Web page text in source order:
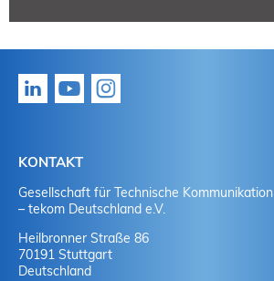
KONTAKT
Gesellschaft für Technische Kommunikation
– tekom Deutschland e.V.
Heilbronner Straße 86
70191 Stuttgart
Deutschland